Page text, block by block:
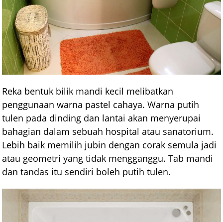
Reka bentuk bilik mandi kecil melibatkan
penggunaan warna pastel cahaya. Warna putih
tulen pada dinding dan lantai akan menyerupai
bahagian dalam sebuah hospital atau sanatorium.
Lebih baik memilih jubin dengan corak semula jadi
atau geometri yang tidak mengganggu. Tab mandi
dan tandas itu sendiri boleh putih tulen.